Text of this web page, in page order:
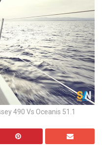
490 Vs Oceanis 51.1